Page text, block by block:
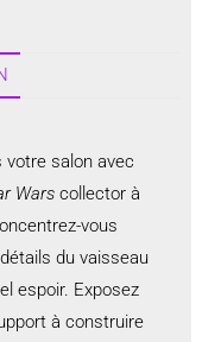
votre salon avec
Wars collector à
vous
du vaisseau
espoir. Exposez
à construire